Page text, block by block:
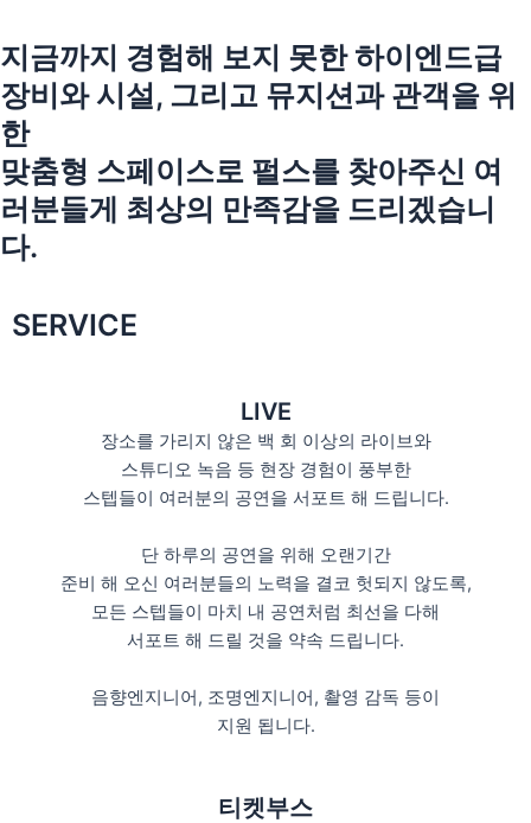
지금까지 경험해 보지 못한 하이엔드급
장비와 시설, 그리고 뮤지션과 관객을 위
한
맞춤형 스페이스로 펄스를 찾아주신 여
러분들게 최상의 만족감을 드리겠습니
다.
SERVICE
LIVE
장소를 가리지 않은 백 회 이상의 라이브와
스튜디오 녹음 등 현장 경험이 풍부한
스텝들이 여러분의 공연을 서포트 해 드립니다.
단 하루의 공연을 위해 오랜기간
준비 해 오신 여러분들의 노력을 결코 헛되지 않도록,
모든 스텝들이 마치 내 공연처럼 최선을 다해
서포트 해 드릴 것을 약속 드립니다.
음향엔지니어, 조명엔지니어, 촬영 감독 등이
지원 됩니다.
티켓부스